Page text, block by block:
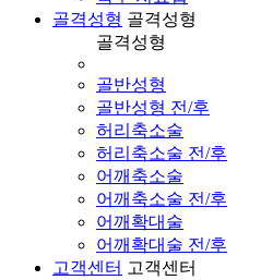
골격성형 골격성형
골격성형
골반성형
골반성형 전/후
허리축소술
허리축소술 전/후
어깨축소술
어깨축소술 전/후
어깨확대술
어깨확대술 전/후
고객센터 고객센터